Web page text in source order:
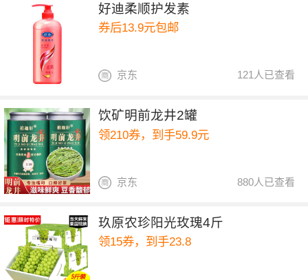
好迪柔顺护发素
券后13.9元包邮
121人已查看
京东
饮矿明前龙井2罐
领210券，到手59.9元
880人已查看
京东
玖原农珍阳光玫瑰4斤
领15券，到手23.8